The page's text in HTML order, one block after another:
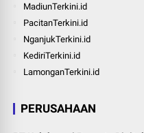
MadiunTerkini.id
PacitanTerkini.id
NganjukTerkini.id
KediriTerkini.id
LamonganTerkini.id
PERUSAHAAN